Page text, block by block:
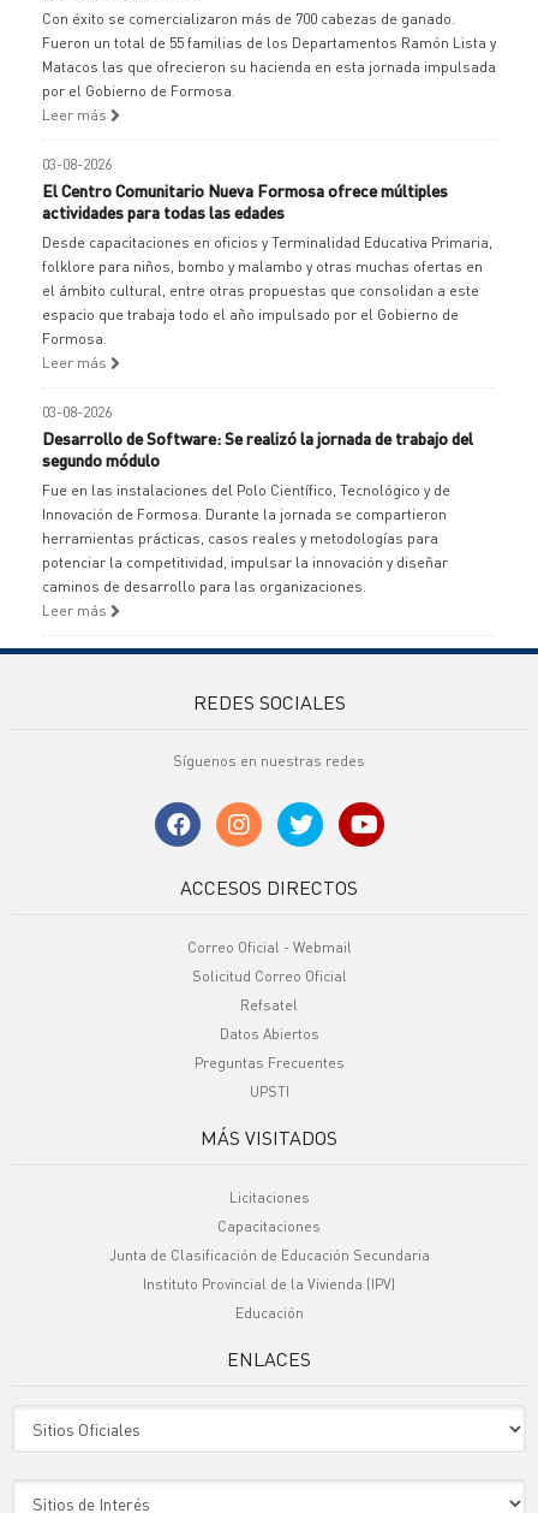
Con éxito se comercializaron más de 700 cabezas de ganado.
Fueron un total de 55 familias de los Departamentos Ramón Lista y
Matacos las que ofrecieron su hacienda en esta jornada impulsada
por el Gobierno de Formosa.
Leer más
03-08-2026
El Centro Comunitario Nueva Formosa ofrece múltiples
actividades para todas las edades
Desde capacitaciones en oficios y Terminalidad Educativa Primaria,
folklore para niños, bombo y malambo y otras muchas ofertas en
el ámbito cultural, entre otras propuestas que consolidan a este
espacio que trabaja todo el año impulsado por el Gobierno de
Formosa.
Leer más
03-08-2026
Desarrollo de Software: Se realizó la jornada de trabajo del
segundo módulo
Fue en las instalaciones del Polo Científico, Tecnológico y de
Innovación de Formosa. Durante la jornada se compartieron
herramientas prácticas, casos reales y metodologías para
potenciar la competitividad, impulsar la innovación y diseñar
caminos de desarrollo para las organizaciones.
Leer más
REDES SOCIALES
Síguenos en nuestras redes
ACCESOS DIRECTOS
Correo Oficial - Webmail
Solicitud Correo Oficial
Refsatel
Datos Abiertos
Preguntas Frecuentes
UPSTI
MÁS VISITADOS
Licitaciones
Capacitaciones
Junta de Clasificación de Educación Secundaria
Instituto Provincial de la Vivienda (IPV)
Educación
ENLACES